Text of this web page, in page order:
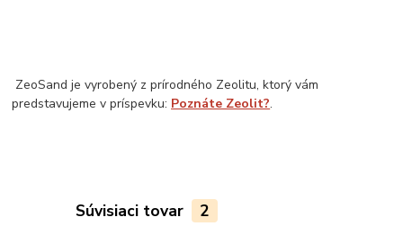
ZeoSand je vyrobený z prírodného Zeolitu, ktorý vám
predstavujeme v príspevku: Poznáte Zeolit?.
Súvisiaci tovar 2